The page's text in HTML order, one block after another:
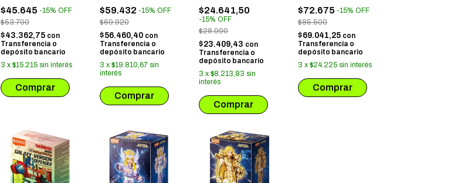
CLASSIC CLASS
BUMBLEBEE
(71142)
$45.645 -15% OFF
$53.700
$43.362,75 con
Transferencia o
depósito bancario
3 x $15.215 sin interés
CHAMPIOS CLASS:
DRAGON SHIRYU
(75010)
$59.432 -15% OFF
$69.920
$56.460,40 con
Transferencia o
depósito bancario
3 x $19.810,67 sin
interés
GALAXY VERSION
05: ONE BLIND BOX
(71105)
$24.641,50
-15% OFF
$28.990
$23.409,43 con
Transferencia o
depósito bancario
3 x $8.213,83 sin
interés
CHAMPIOS CLASS:
CAPRICORN
SHURA (75011)
$72.675 -15% OFF
$85.500
$69.041,25 con
Transferencia o
depósito bancario
3 x $24.225 sin interés